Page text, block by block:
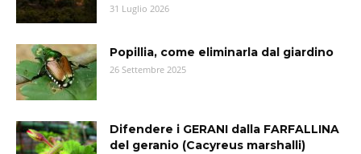
31 Luglio 2026
Popillia, come eliminarla dal giardino
26 Settembre 2025
Difendere i GERANI dalla FARFALLINA
del geranio (Cacyreus marshalli)